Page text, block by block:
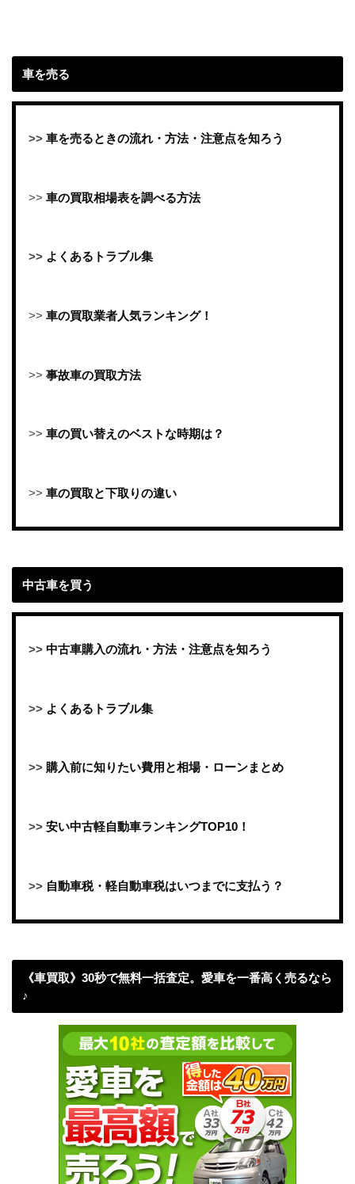
車を売る
>>車を売るときの流れ・方法・注意点を知ろう
>>車の買取相場表を調べる方法
>> よくあるトラブル集
>>車の買取業者人気ランキング！
>>事故車の買取方法
>>車の買い替えのベストな時期は？
>>車の買取と下取りの違い
中古車を買う
>>中古車購入の流れ・方法・注意点を知ろう
>> よくあるトラブル集
>>購入前に知りたい費用と相場・ローンまとめ
>>安い中古軽自動車ランキングTOP10！
>> 自動車税・軽自動車税はいつまでに支払う？
《車買取》30秒で無料一括査定。愛車を一番高く売るなら
♪